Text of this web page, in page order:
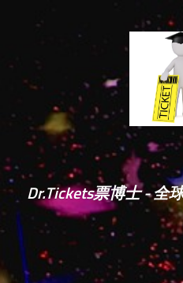
Dr.Tickets票博士 - 全